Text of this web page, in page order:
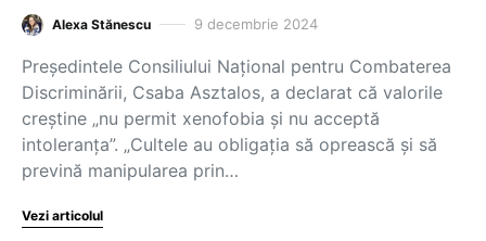
Alexa Stănescu 9 decembrie 2024
Președintele Consiliului Național pentru Combaterea
Discriminării, Csaba Asztalos, a declarat că valorile
creștine „nu permit xenofobia și nu acceptă
intoleranța”. „Cultele au obligația să oprească și să
prevină manipularea prin…
Vezi articolul